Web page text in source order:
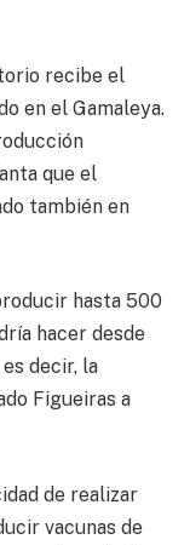
recibe el
en el Gamaleya.
que el
también en
hasta 500
hacer desde
decir, la
Figueiras a
de realizar
vacunas de